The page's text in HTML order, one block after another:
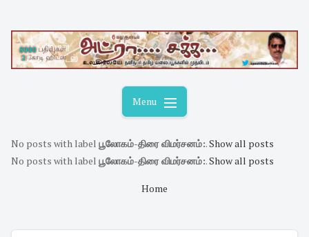
content
Menu
No posts with label பூலோகம்-திரை விமர்சனம்:.Show all posts
No posts with label பூலோகம்-திரை விமர்சனம்:.Show all posts
Home